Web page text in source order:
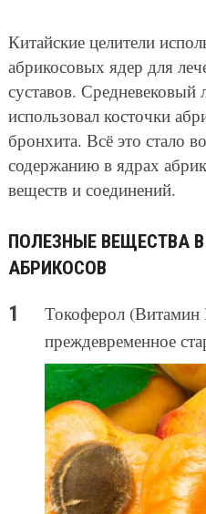
Китайские целители
абрикосовых ядер для
суставов. Средневековый
использовал косточки
бронхита. Всё это стало
содержанию в ядрах
веществ и соединений.
ПОЛЕЗНЫЕ ВЕЩЕСТВА
АБРИКОСОВ
Токоферол (Витамин
преждевременное